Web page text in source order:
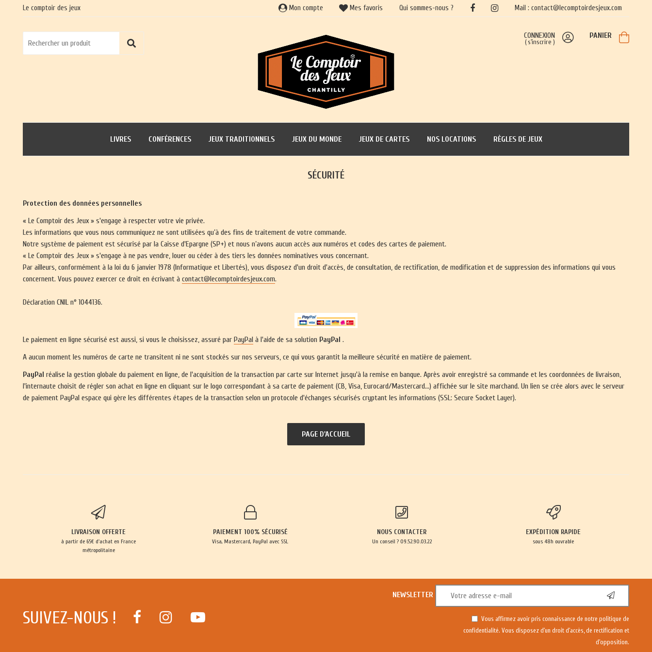
Le comptoir des jeux
CONNEXION
(s'inscrire )
PANIER
LIVRES CONFÉRENCES JEUX TRADITIONNELS JEUX DU MONDE JEUX DE CARTES NOS LOCATIONS RÈGLES DE JEUX
SÉCURITÉ
Protection des données personnelles
« Le Comptoir des Jeux » s'engage à respecter votre vie privée.
Les informations que vous nous communiquez ne sont utilisées qu’à des fins de traitement de votre commande.
Notre système de paiement est sécurisé par la Caisse d'Epargne (SP+) et nous n’avons aucun accès aux numéros et codes des cartes de paiement.
« Le Comptoir des Jeux » s'engage à ne pas vendre, louer ou céder à des tiers les données nominatives vous concernant.
Par ailleurs, conformément à la loi du 6 janvier 1978 (Informatique et Libertés), vous disposez d'un droit d'accès, de consultation, de rectification, de modification et de suppression des informations qui vous
concernent. Vous pouvez exercer ce droit en écrivant à contact@lecomptoirdesjeux.com.
Déclaration CNIL n° 1044136.
Le paiement en ligne sécurisé est aussi, si vous le choisissez, assuré par PayPal à l'aide de sa solution PayPal .
A aucun moment les numéros de carte ne transitent ni ne sont stockés sur nos serveurs, ce qui vous garantit la meilleure sécurité en matière de paiement.
PayPal réalise la gestion globale du paiement en ligne, de l'acquisition de la transaction par carte sur Internet jusqu'à la remise en banque. Après avoir enregistré sa commande et les coordonnées de livraison,
l'internaute choisit de régler son achat en ligne en cliquant sur le logo correspondant à sa carte de paiement (CB, Visa, Eurocard/Mastercard...) affichée sur le site marchand. Un lien se crée alors avec le serveur
de paiement PayPal espace qui gère les différentes étapes de la transaction selon un protocole d'échanges sécurisés cryptant les informations (SSL: Secure Socket Layer).
Mon compte Mes favoris Qui sommes-nous ? Mail : contact@lecomptoirdesjeux.com
LIVRAISON OFFERTE
à partir de 65€ d'achat en France
métropolitaine
PAIEMENT 100% SÉCURISÉ
Visa, Mastercard, PayPal avec SSL
NOUS CONTACTER
Un conseil ? 09.52.90.03.22
EXPÉDITION RAPIDE
sous 48h ouvrable
SUIVEZ-NOUS !
NEWSLETTER
Vous affirmez avoir pris connaissance de notre politique de
confidentialité. Vous disposez d'un droit d'accès, de rectification et
d'opposition.